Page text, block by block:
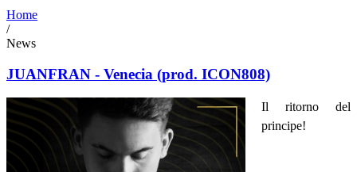
Home
/
News
JUANFRAN - Venecia (prod. ICON808)
Il ritorno del
principe!